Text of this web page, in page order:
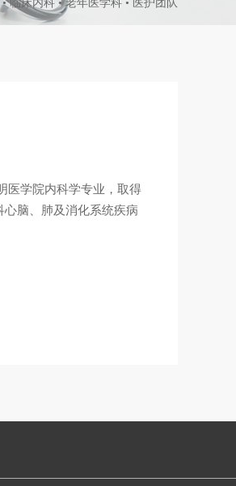
•临床内科 •老年医学科 • 医护团队
医学院内科学专业，取得
脑、肺及消化系统疾病